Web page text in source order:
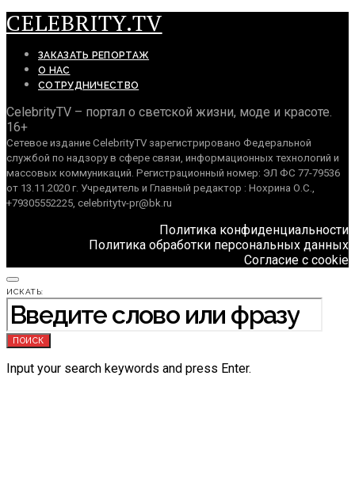
CELEBRITY.TV
ЗАКАЗАТЬ РЕПОРТАЖ
О НАС
СОТРУДНИЧЕСТВО
CelebrityTV – портал о светской жизни, моде и красоте.
16+
Сетевое издание CelebrityTV зарегистрировано Федеральной
службой по надзору в сфере связи, информационных технологий и
массовых коммуникаций. Регистрационный номер: ЭЛ ФС 77-79536
от 13.11.2020 г. Учредитель и Главный редактор : Нохрина О.С.,
+79305552225, celebritytv-pr@bk.ru
Политика конфиденциальности
Политика обработки персональных данных
Согласие с cookie
ИСКАТЬ:
ПОИСК
Input your search keywords and press Enter.